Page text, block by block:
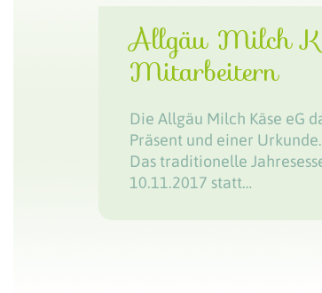
Allgäu Milch
Mitarbeitern
Die Allgäu Milch Käse eG
Präsent und einer Urkunde.
Das traditionelle
10.11.2017 statt…